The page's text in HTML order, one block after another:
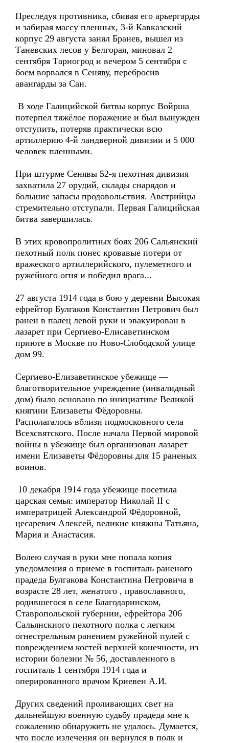
Преследуя противника, сбивая его арьергарды
и забирая массу пленных, 3-й Кавказский
корпус 29 августа занял Бранев, вышел из
Таневских лесов у Белгорая, миновал 2
сентября Тарногрод и вечером 5 сентября с
боем ворвался в Сеняву, перебросив
авангарды за Сан.
В ходе Галицийской битвы корпус Войрша
потерпел тяжёлое поражение и был вынужден
отступить, потеряв практически всю
артиллерию 4-й ландверной дивизии и 5 000
человек пленными.
При штурме Сенявы 52-я пехотная дивизия
захватила 27 орудий, склады снарядов и
большие запасы продовольствия. Австрийцы
стремительно отступали. Первая Галицийская
битва завершилась.
В этих кровопролитных боях 206 Сальянский
пехотный полк понес кровавые потери от
вражеского артиллерийского, пулеметного и
ружейного огня и победил врага...
27 августа 1914 года в бою у деревни Высокая
ефрейтор Булгаков Константин Петрович был
ранен в палец левой руки и эвакуирован в
лазарет при Сергиево-Елисаветинском
приюте в Москве по Ново-Слободской улице
дом 99.
Сергиево-Елизаветинское убежище —
благотворительное учреждение (инвалидный
дом) было основано по инициативе Великой
княгини Елизаветы Фёдоровны.
Располагалось вблизи подмосковного села
Всехсвятского. После начала Первой мировой
войны в убежище был организован лазарет
имени Елизаветы Фёдоровны для 15 раненых
воинов.
10 декабря 1914 года убежище посетила
царская семья: император Николай II с
императрицей Александрой Фёдоровной,
цесаревич Алексей, великие княжны Татьяна,
Мария и Анастасия.
Волею случая в руки мне попала копия
уведомления о приеме в госпиталь раненого
прадеда Булгакова Константина Петровича в
возрасте 28 лет, женатого , православного,
родившегося в селе Благодаринском,
Ставропольской губернии, ефрейтора 206
Сальянскиого пехотного полка с легким
огнестрельным ранением ружейной пулей с
повреждением костей верхней конечности, из
истории болезни № 56, доставленного в
госпиталь 1 сентября 1914 года и
оперированного врачом Криевен А.И.
Других сведений проливающих свет на
дальнейшую военную судьбу прадеда мне к
сожалению обнаружить не удалось. Думается,
что после излечения он вернулся в полк и